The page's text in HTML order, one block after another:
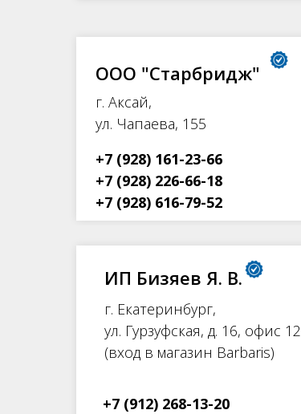
ООО "Старбридж"
г. Аксай,
ул. Чапаева, 155
+7 (928) 161-23-66
+7 (928) 226-66-18
+7 (928) 616-79-52
ИП Бизяев Я. В.
г. Екатеринбург,
ул. Гурзуфская, д. 16, офис 12
(вход в магазин Barbaris)
+7 (912) 268-13-20